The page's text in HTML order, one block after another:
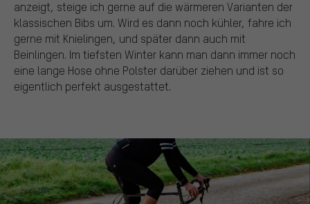
anzeigt, steige ich gerne auf die wärmeren Varianten der
klassischen Bibs um. Wird es dann noch kühler, fahre ich
gerne mit Knielingen, und später dann auch mit
Beinlingen. Im tiefsten Winter kann man dann immer noch
eine lange Hose ohne Polster darüber ziehen und ist so
eigentlich perfekt ausgestattet.